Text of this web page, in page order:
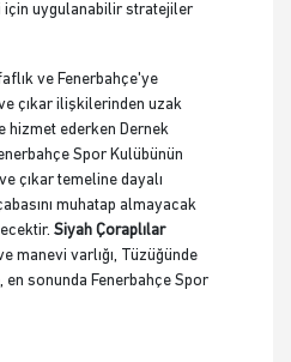
için uygulanabilir stratejiler
ve Fenerbahçe'ye
çıkar ilişkilerinden uzak
hizmet ederken Dernek
Spor Kulübünün
çıkar temeline dayalı
muhatap almayacak
Siyah Çoraplılar
manevi varlığı, Tüzüğünde
en sonunda Fenerbahçe Spor